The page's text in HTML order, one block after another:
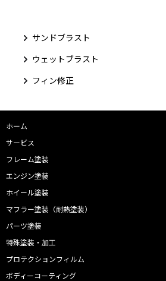
サンドブラスト
ウェットブラスト
フィン修正
ホーム
サービス
フレーム塗装
エンジン塗装
ホイール塗装
マフラー塗装（耐熱塗装）
パーツ塗装
特殊塗装・加工
プロテクションフィルム
ボディーコーティング